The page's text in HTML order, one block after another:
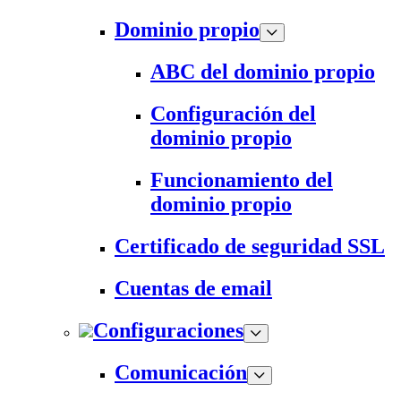
Dominio propio
ABC del dominio propio
Configuración del
dominio propio
Funcionamiento del
dominio propio
Certificado de seguridad SSL
Cuentas de email
Configuraciones
Comunicación